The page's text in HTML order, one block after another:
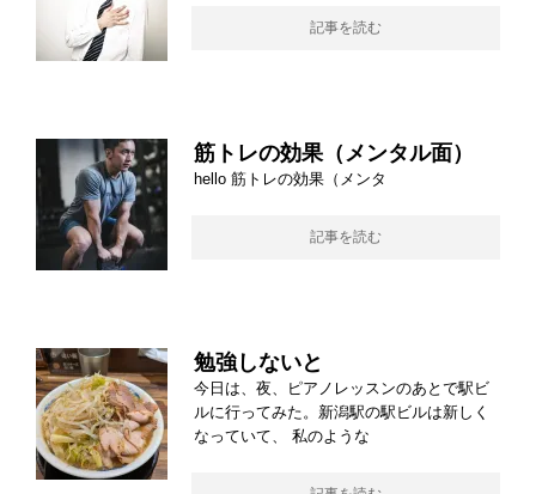
記事を読む
筋トレの効果（メンタル面）
hello 筋トレの効果（メンタ
記事を読む
勉強しないと
今日は、夜、ピアノレッスンのあとで駅ビ
ルに行ってみた。新潟駅の駅ビルは新しく
なっていて、 私のような